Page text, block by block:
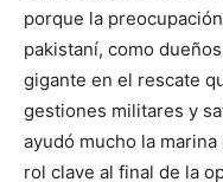
porque la
pakistaní, como
gigante en el rescate
gestiones militares y
ayudó mucho la
rol clave al final de la